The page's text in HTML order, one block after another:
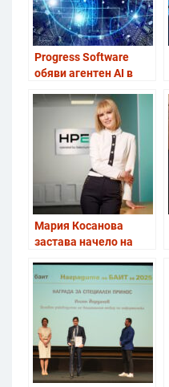
Progress Software
обяви агентен AI в
разработчици Telerik
Мария Косанова
застава начело на
Selectium и в Сърбия